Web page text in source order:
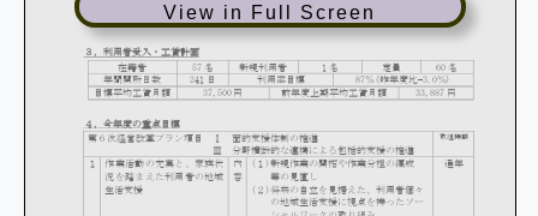
View in Full Screen